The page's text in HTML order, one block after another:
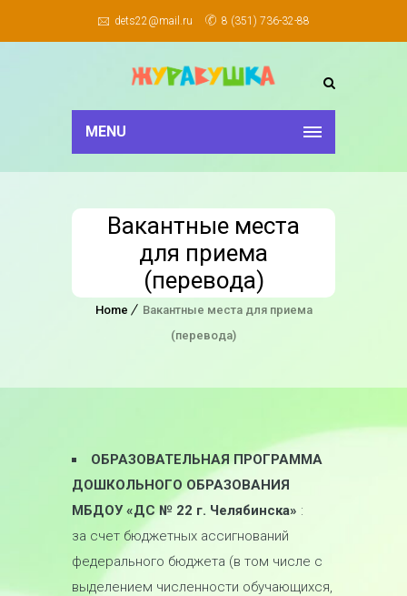
dets22@mail.ru 8 (351) 736-32-88
MENU
Вакантные места
для приема
(перевода)
Home
Вакантные места для приема
(перевода)
ОБРАЗОВАТЕЛЬНАЯ ПРОГРАММА
ДОШКОЛЬНОГО ОБРАЗОВАНИЯ
МБДОУ «ДС № 22 г. Челябинска» :
за счет бюджетных ассигнований
федерального бюджета (в том числе с
выделением численности обучающихся,